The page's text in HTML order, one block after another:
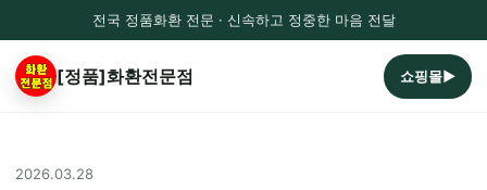
전국 정품화환 전문 · 신속하고 정중한 마음 전달
[정품]화환전문점 쇼핑몰▶
2026.03.28